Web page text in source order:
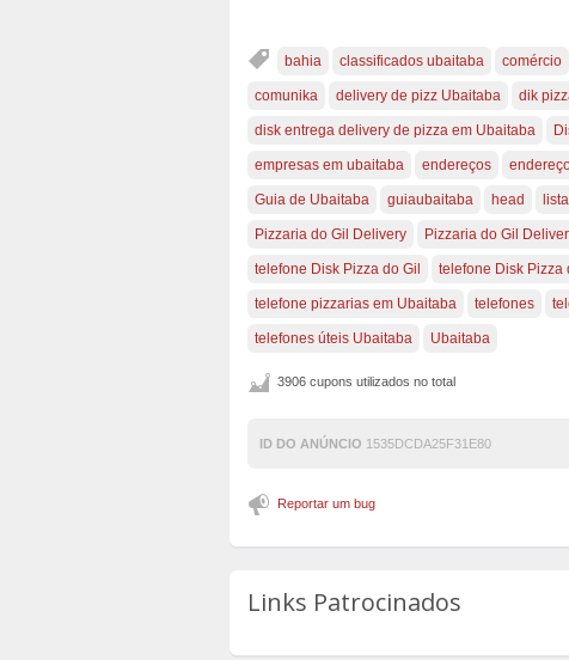
bahia classificados ubaitaba comércio
comunika delivery de pizz Ubaitaba dik
disk entrega delivery de pizza em Ubaitaba
empresas em ubaitaba endereços
Guia de Ubaitaba guiaubaitaba head
Pizzaria do Gil Delivery Pizzaria do Gil
telefone Disk Pizza do Gil telefone Disk Pizza
telefone pizzarias em Ubaitaba telefones
telefones úteis Ubaitaba Ubaitaba
3906 cupons utilizados no total
ID DO ANÚNCIO 1535DCDA25F31E80
Reportar um bug
Links Patrocinados